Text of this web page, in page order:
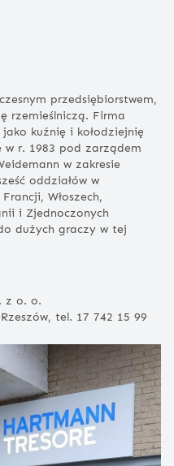
przedsiębiorstwem,
rzemieślniczą. Firma
kuźnię i kołodziejnię
w r. 1983 pod zarządem
w zakresie
oddziałów w
Włoszech,
i Zjednoczonych
dużych graczy w tej
z o. o.
tel. 17 742 15 99